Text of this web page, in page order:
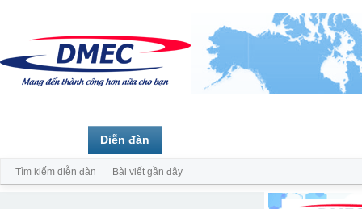
Diễn đàn
Tìm kiếm diễn đàn Bài viết gần đây